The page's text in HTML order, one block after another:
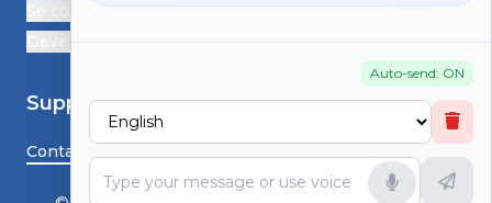
Auto-send: ON
Se connecter
Support
Contactez-nous